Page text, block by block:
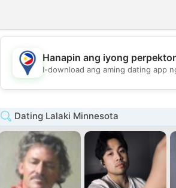
💖
Hanapin ang iyong
I-download ang aming dating app
Dating Lalaki Minnesota